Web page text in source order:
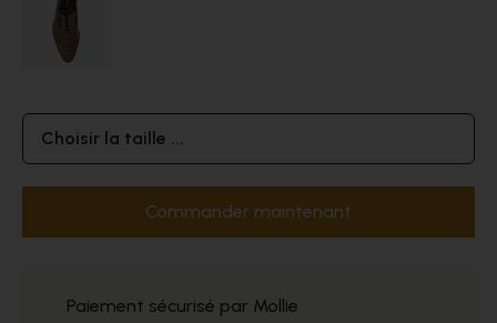
Choisir la taille ...
Commander maintenant
Paiement sécurisé par Mollie